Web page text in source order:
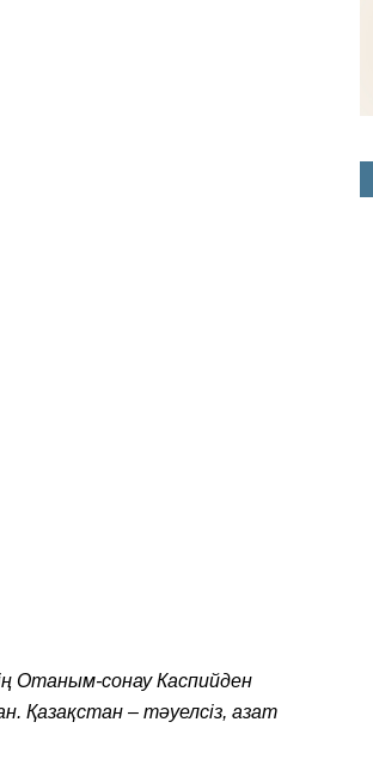
Отаным-сонау Каспийден
Қазақстан – тәуелсіз, азат